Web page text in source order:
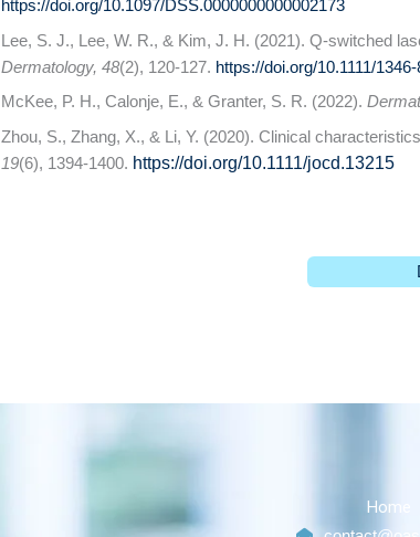
https://doi.org/10.1097/DSS.0000000000002173
Lee, S. J., Lee, W. R., & Kim, J. H. (2021). Q-switched
Dermatology, 48(2), 120-127. https://doi.org/10.1111/
McKee, P. H., Calonje, E., & Granter, S. R. (2022).
Zhou, S., Zhang, X., & Li, Y. (2020). Clinical
19(6), 1394-1400. https://doi.org/10.1111/jocd.13215
Home